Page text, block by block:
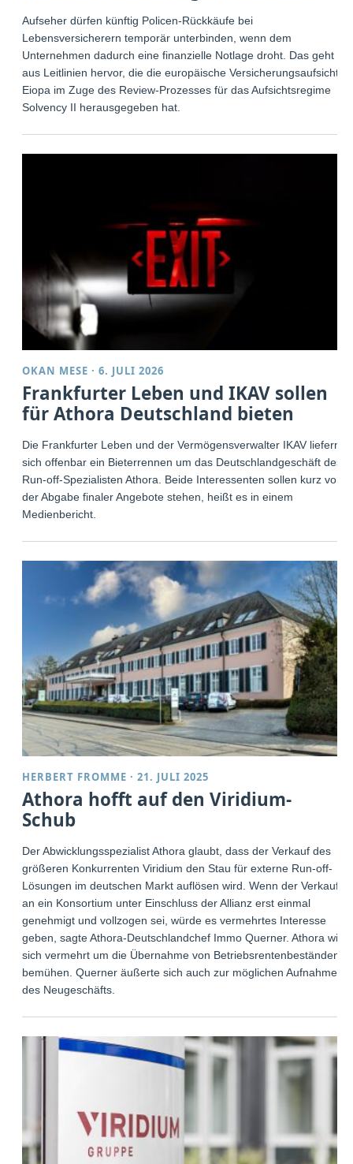
Aufseher dürfen künftig Policen-Rückkäufe bei
Lebensversicherern temporär unterbinden, wenn dem
Unternehmen dadurch eine finanzielle Notlage droht. Das geht
aus Leitlinien hervor, die die europäische Versicherungsaufsicht
Eiopa im Zuge des Review-Prozesses für das Aufsichtsregime
Solvency II herausgegeben hat.
OKAN MESE ·6. JULI 2026
Frankfurter Leben und IKAV sollen
für Athora Deutschland bieten
Die Frankfurter Leben und der Vermögensverwalter IKAV liefern
sich offenbar ein Bieterrennen um das Deutschlandgeschäft des
Run-off-Spezialisten Athora. Beide Interessenten sollen kurz vor
der Abgabe finaler Angebote stehen, heißt es in einem
Medienbericht.
HERBERT FROMME ·21. JULI 2025
Athora hofft auf den Viridium-
Schub
Der Abwicklungsspezialist Athora glaubt, dass der Verkauf des
größeren Konkurrenten Viridium den Stau für externe Run-off-
Lösungen im deutschen Markt auflösen wird. Wenn der Verkauf
an ein Konsortium unter Einschluss der Allianz erst einmal
genehmigt und vollzogen sei, würde es vermehrtes Interesse
geben, sagte Athora-Deutschlandchef Immo Querner. Athora will
sich vermehrt um die Übernahme von Betriebsrentenbeständen
bemühen. Querner äußerte sich auch zur möglichen Aufnahme
des Neugeschäfts.